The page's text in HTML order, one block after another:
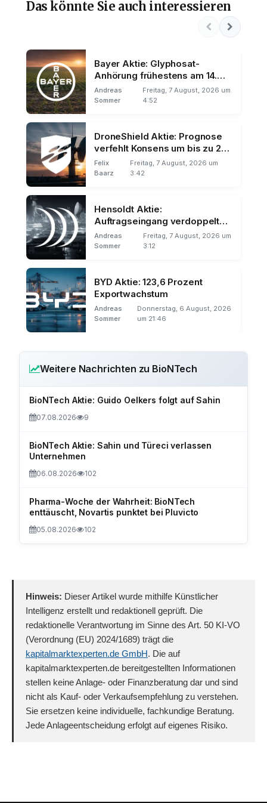
Das könnte Sie auch interessieren
Bayer Aktie: Glyphosat-
Anhörung frühestens am 14.
September
Andreas
Sommer
Freitag, 7 August, 2026 um
4:52
DroneShield Aktie: Prognose
verfehlt Konsens um bis zu 23
Prozent
Felix
Baarz
Freitag, 7 August, 2026 um
3:42
Hensoldt Aktie:
Auftragseingang verdoppelt
auf 2,81 Milliarden
Andreas
Sommer
Freitag, 7 August, 2026 um
3:12
BYD Aktie: 123,6 Prozent
Exportwachstum
Andreas
Sommer
Donnerstag, 6 August, 2026
um 21:46
Weitere Nachrichten zu BioNTech
BioNTech Aktie: Guido Oelkers folgt auf Sahin
07.08.2026 9
BioNTech Aktie: Sahin und Türeci verlassen
Unternehmen
06.08.2026 102
Pharma-Woche der Wahrheit: BioNTech
enttäuscht, Novartis punktet bei Pluvicto
05.08.2026 102
Hinweis: Dieser Artikel wurde mithilfe Künstlicher
Intelligenz erstellt und redaktionell geprüft. Die
redaktionelle Verantwortung im Sinne des Art. 50 KI-VO
(Verordnung (EU) 2024/1689) trägt die
kapitalmarktexperten.de GmbH. Die auf
kapitalmarktexperten.de bereitgestellten Informationen
stellen keine Anlage- oder Finanzberatung dar und sind
nicht als Kauf- oder Verkaufsempfehlung zu verstehen.
Sie ersetzen keine individuelle, fachkundige Beratung.
Jede Anlageentscheidung erfolgt auf eigenes Risiko.